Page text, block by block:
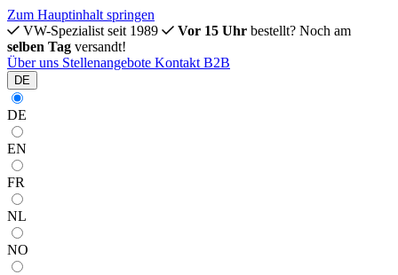
Zum Hauptinhalt springen
VW-Spezialist seit 1989
Vor 15 Uhr bestellt? Noch am
selben Tag versandt!
Über uns Stellenangebote Kontakt B2B
DE
DE
EN
FR
NL
NO